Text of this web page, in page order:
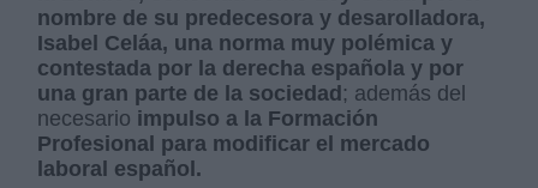
nombre de su predecesora y desarolladora,
Isabel Celáa, una norma muy polémica y
contestada por la derecha española y por
una gran parte de la sociedad ; además del
necesario impulso a la Formación
Profesional para modificar el mercado
laboral español.